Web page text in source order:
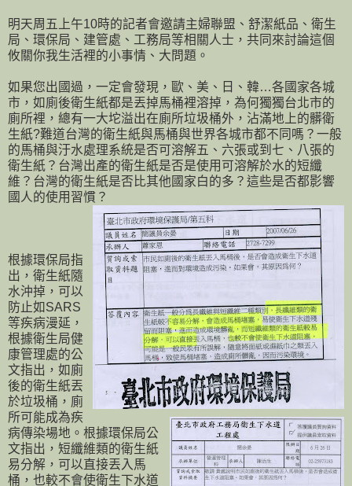
明天周五上午10時的記者會邀請主婦聯盟、舒潔紙品、衛生
局、環保局、建管處、工務局等相關人士，共同來討論這個
攸關你我生活裡的小事情、大問題。
如果您出國過，一定會發現，歐、美、日、韓…各國家各城
市，如廁後衛生紙都是丟掉馬桶裡溶掉，為何獨獨台北市的
廁所裡，總有一大坨溢出在廁所垃圾桶外，沾滿地上的髒衛
生紙?難道台灣的衛生紙與馬桶與世界各城市都不同嗎？一般
的馬桶與汙水處理系統是否可溶解五、六張或到七、八張的
衛生紙？台灣出產的衛生紙是否是使用可溶解於水的短纖
維？台灣的衛生紙是否比其他國家白的多？這些是否都影響
國人的使用習慣？
根據環保局指
出，衛生紙隨
水沖掉，可以
防止如SARS
等疾病漫延，
根據衛生局健
康管理處的公
文指出，如廁
後的衛生紙丟
於垃圾桶，廁
所可能成為疾
病傳染場地。根據環保局公
文指出，短纖維類的衛生紙
易分解，可以直接丟入馬
桶，也較不會使衛生下水道